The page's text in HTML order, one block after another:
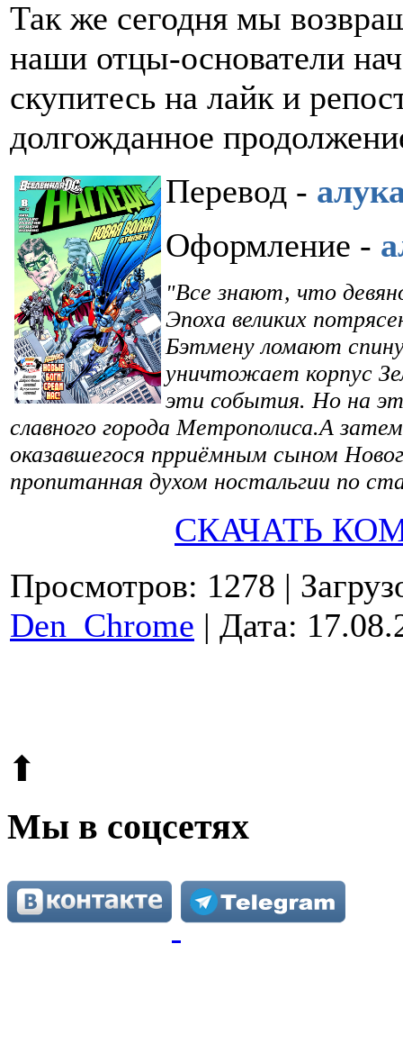
Так же сегодня мы
наши отцы-основатели
скупитесь на лайк и
долгожданное
Перевод -
Оформление -
"Все знают, что
Эпоха великих
Бэтмену ломают
уничтожает корпус
эти события. Но на
славного города Метрополиса.А
оказавшегося прриёмным сыном
пропитанная духом ностальгии по
СКАЧАТЬ
Просмотров: 1278 |
Den_Chrome | Дата:
⬆
Мы в соцсетях